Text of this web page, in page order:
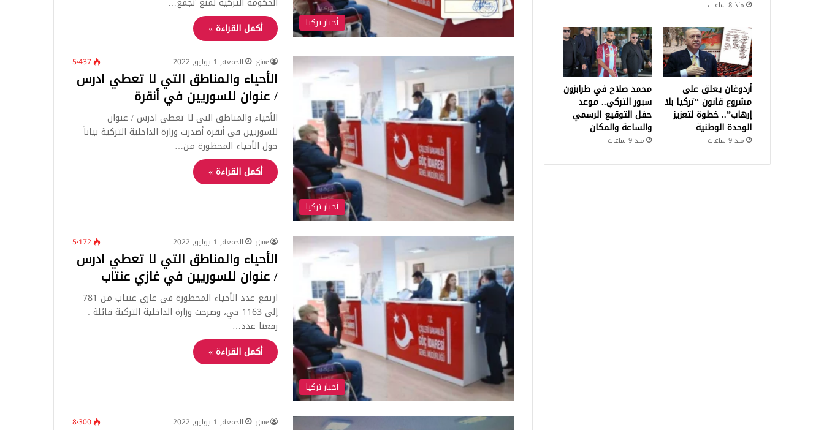
أخبار تركيا
أكمل القراءة »
أخبار تركيا
gine الجمعة, 1 يوليو, 2022 5٬437
الأحياء والمناطق التي لا تعطي ادرس
/ عنوان للسوريين في أنقرة
الأحياء والمناطق التي لا تعطي ادرس / عنوان
للسوريين في أنقرة أصدرت وزارة الداخلية التركية بياناً
حول الأحياء المحظورة من…
أكمل القراءة »
أخبار تركيا
gine الجمعة, 1 يوليو, 2022 5٬172
الأحياء والمناطق التي لا تعطي ادرس
/ عنوان للسوريين في غازي عنتاب
ارتفع عدد الأحياء المحظورة في غازي عنتاب من 781
إلى 1163 حي، وصرحت وزارة الداخلية التركية قائلة :
رفعنا عدد…
أكمل القراءة »
gine الجمعة, 1 يوليو, 2022 8٬300
منذ 8 ساعات
أردوغان يعلق على
مشروع قانون “تركيا بلا
إرهاب”.. خطوة لتعزيز
الوحدة الوطنية
منذ 9 ساعات
محمد صلاح في طرابزون
سبور التركي.. موعد
حفل التوقيع الرسمي
والساعة والمكان
منذ 9 ساعات